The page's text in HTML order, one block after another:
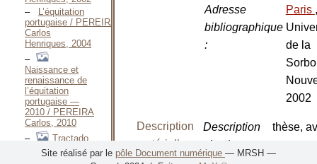
L’équitation
portugaise / PEREIRA
Carlos
Henriques, 2004
Naissance et
renaissance de
l’équitation
portugaise —
2010 / PEREIRA
Carlos, 2010
Tractado
de la cavalleria
de la Gineta y
Adresse
bibliographique
:
Paris ,
de la
2002
Description
matérielle
Description
physique
thèse,
Site réalisé par le pôle Document numérique — MRSH —